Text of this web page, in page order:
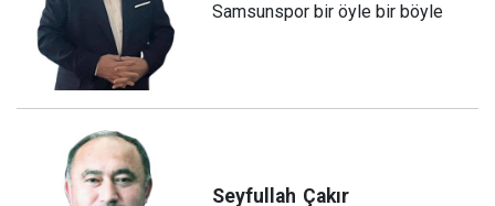
Samsunspor bir öyle bir böyle
Seyfullah Çakır